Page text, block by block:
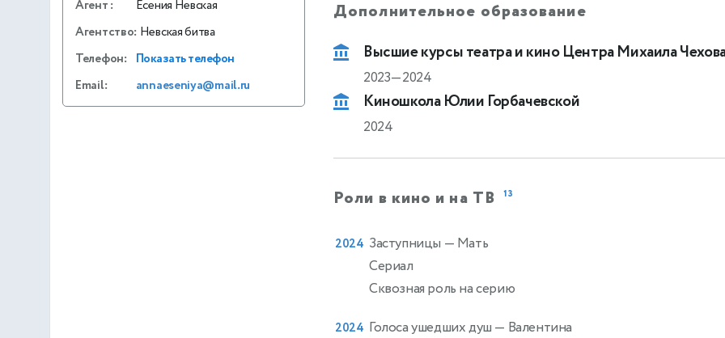
Агент:
Есения Невская
Агентство: Невская битва
Телефон: Показать телефон
Email:
annaeseniya@mail.ru
Дополнительное образование
Высшие курсы театра и кино Центра Михаила
2023—2024
Киношкола Юлии Горбачевской
2024
Роли в кино и на ТВ13
2024 Заступницы — Мать
Сериал
Сквозная роль на серию
2024 Голоса ушедших душ — Валентина